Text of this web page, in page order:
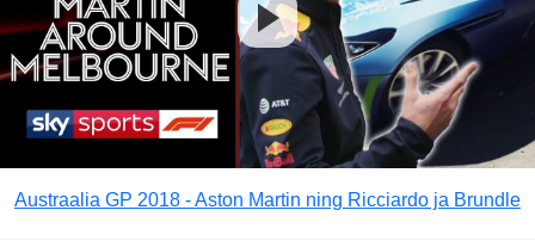
Austraalia GP 2018 - Aston Martin ning Ricciardo ja Brundle